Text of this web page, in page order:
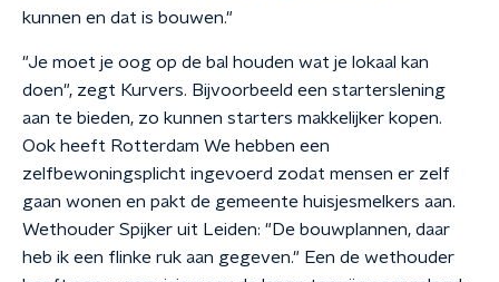
kunnen en dat is bouwen."
"Je moet je oog op de bal houden wat je lokaal kan
doen", zegt Kurvers. Bijvoorbeeld een starterslening
aan te bieden, zo kunnen starters makkelijker kopen.
Ook heeft Rotterdam We hebben een
zelfbewoningsplicht ingevoerd zodat mensen er zelf
gaan wonen en pakt de gemeente huisjesmelkers aan.
Wethouder Spijker uit Leiden: "De bouwplannen, daar
heb ik een flinke ruk aan gegeven." Een de wethouder